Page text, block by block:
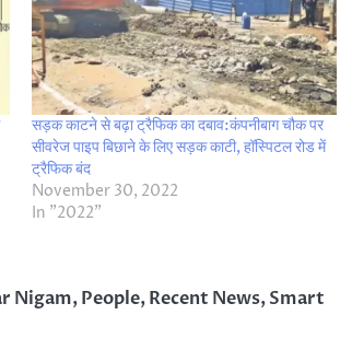
सड़क काटने से बढ़ा ट्रैफिक का दबाव:कंपनीबाग चौक पर
सीवरेज पाइप बिछाने के लिए सड़क काटी, हॉस्पिटल रोड में
ट्रैफिक बंद
November 30, 2022
In "2022"
Nigam,People,Recent News,Smart